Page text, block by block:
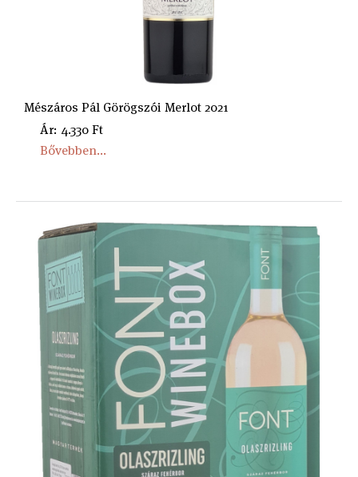
Mészáros Pál Görögszói Merlot 2021
Ár: 4.330 Ft
Bővebben...